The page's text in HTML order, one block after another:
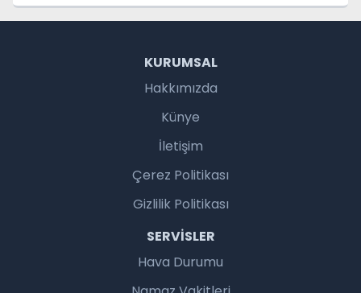
KURUMSAL
Hakkımızda
Künye
İletişim
Çerez Politikası
Gizlilik Politikası
SERVISLER
Hava Durumu